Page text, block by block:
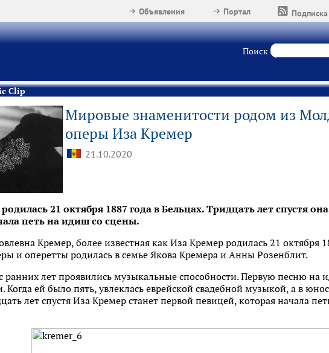
Подписка
Портал
Объявления
Поиск
Clip
Мировые знаменитости родом из
оперы Иза Кремер
21.10.2020
21 октября 1887 года в Бельцах. Тридцать лет спустя
петь на идиш со сцены.
Кремер, более известная как Иза Кремер родилась 21 октября
и оперетты родилась в семье Якова Кремера и Анны Розенблит.
ранних лет проявились музыкальные способности. Первую песню на
Когда ей было пять, увлеклась еврейской свадебной музыкой, а в
лет спустя Иза Кремер станет первой певицей, которая